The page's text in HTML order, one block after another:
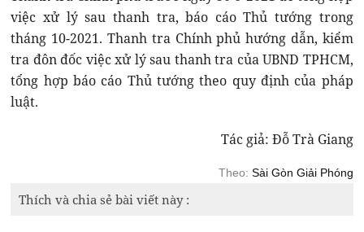
việc xử lý sau thanh tra, báo cáo Thủ tướng trong
tháng 10-2021. Thanh tra Chính phủ hướng dẫn, kiểm
tra đôn đốc việc xử lý sau thanh tra của UBND TPHCM,
tổng hợp báo cáo Thủ tướng theo quy định của pháp
luật.
Tác giả: Đỗ Trà Giang
Theo: Sài Gòn Giải Phóng
Thích và chia sẻ bài viết này :